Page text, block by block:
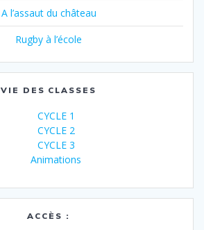
A l’assaut du château
Rugby à l’école
VIE DES CLASSES
CYCLE 1
CYCLE 2
CYCLE 3
Animations
ACCÈS :